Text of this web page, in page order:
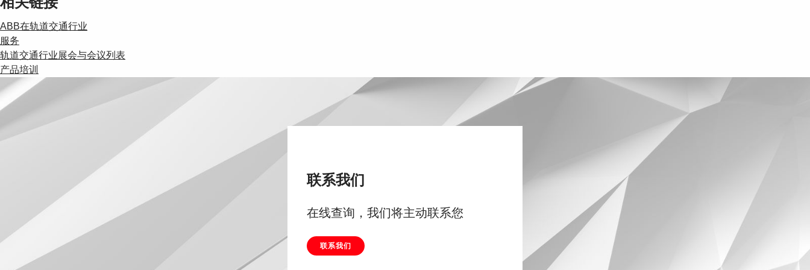
ABB在轨道交通行业
服务
轨道交通行业展会与会议列表
产品培训
联系我们
在线查询，我们将主动联系您
联系我们